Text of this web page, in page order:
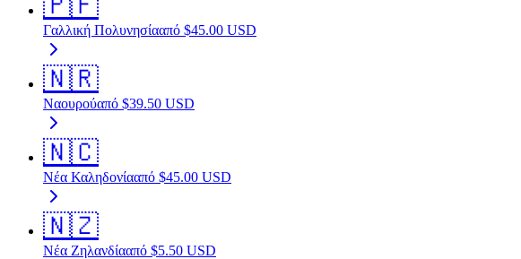
Γαλλική Πολυνησίααπό $45.00 USD
🇳🇷
Ναουρούαπό $39.50 USD
🇳🇨
Νέα Καληδονίααπό $45.00 USD
🇳🇿
Νέα Ζηλανδίααπό $5.50 USD